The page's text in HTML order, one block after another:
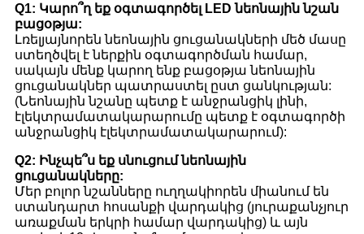
Q1: Կարո՞ղ եք օգտագործել LED նեոնային նշան
բացօթյա:
Լռելյայնորեն նեոնային ցուցանակների մեծ մասը
ստեղծվել է ներքին օգտագործման համար,
սակայն մենք կարող ենք բացօթյա նեոնային
ցուցանակներ պատրաստել ըստ ցանկության:
(Նեոնային նշանը պետք է անջրանցիկ լինի,
էլեկտրամատակարարումը պետք է օգտագործի
անջրանցիկ էլեկտրամատակարարում):
Q2: Ինչպե՞ս եք սնուցում նեոնային
ցուցանակները:
Մեր բոլոր նշանները ուղղակիորեն միանում են
ստանդարտ հոսանքի վարդակից (յուրաքանչյուր
առաքման երկրի համար վարդակից) և այն